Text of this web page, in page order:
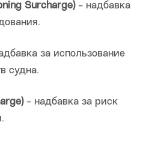
Surcharge)- надбавка
за использование
судна.
- надбавка за риск